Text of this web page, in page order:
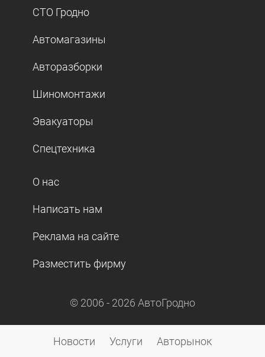
СТО Гродно
Автомагазины
Авторазборки
Шиномонтажи
Эвакуаторы
Спецтехника
О нас
Написать нам
Реклама на сайте
Разместить фирму
© 2006 - 2026 АвтоГродно
Новости Услуги Авторынок